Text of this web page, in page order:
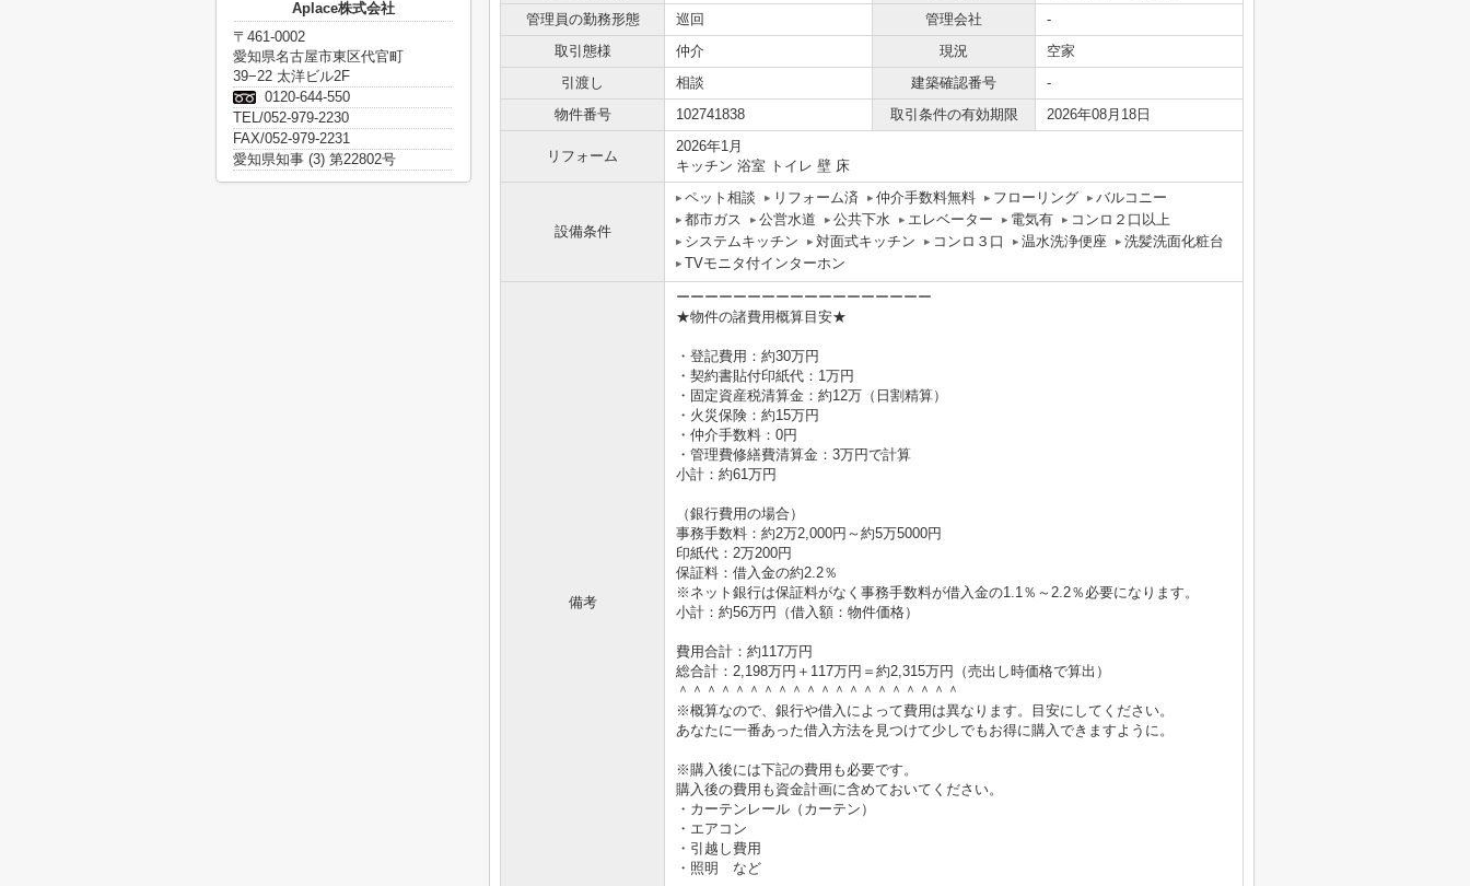
管理員の勤務形態
巡回 管理会社
-
取引態様
仲介 現況
空家
引渡し
相談 建築確認番号
-
物件番号
102741838 取引条件の有効期限 2026年08月18日
リフォーム
2026年1月
キッチン 浴室 トイレ 壁 床
設備条件
ペット相談 リフォーム済 仲介手数料無料 フローリング
バルコニー
都市ガス
公営水道 公共下水 エレベーター 電気有
コンロ２口以上
システムキッチン
対面式キッチン コンロ３口 温水洗浄便座
洗髪洗面化粧台
TVモニタ付インターホン
備考
ーーーーーーーーーーーーーーーーーー
★物件の諸費用概算目安★
・登記費用：約30万円
・契約書貼付印紙代：1万円
・固定資産税清算金：約12万（日割精算）
・火災保険：約15万円
・仲介手数料：0円
・管理費修繕費清算金：3万円で計算
小計：約61万円
（銀行費用の場合）
事務手数料：約2万2,000円～約5万5000円
印紙代：2万200円
保証料：借入金の約2.2％
※ネット銀行は保証料がなく事務手数料が借入金の1.1％～2.2％必要になります。
小計：約56万円（借入額：物件価格）
費用合計：約117万円
総合計：2,198万円＋117万円＝約2,315万円（売出し時価格で算出）
＾＾＾＾＾＾＾＾＾＾＾＾＾＾＾＾＾＾＾＾
※概算なので、銀行や借入によって費用は異なります。目安にしてください。
あなたに一番あった借入方法を見つけて少しでもお得に購入できますように。
※購入後には下記の費用も必要です。
購入後の費用も資金計画に含めておいてください。
・カーテンレール（カーテン）
・エアコン
・引越し費用
・照明 など
Aplace株式会社
〒461-0002
愛知県名古屋市東区代官町
39−22 太洋ビル2F
0120-644-550
TEL/052-979-2230
FAX/052-979-2231
愛知県知事 (3) 第22802号